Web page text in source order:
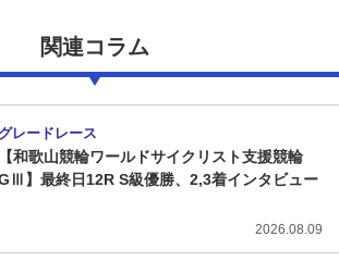
ください
ント利用規約
てから・のめり込む不安のある方のご相
関連コラム
グレードレース
【和歌山競輪ワールドサイクリスト支援競輪
】最終日12R S級優勝、2,3着インタビュー
2026.08.09